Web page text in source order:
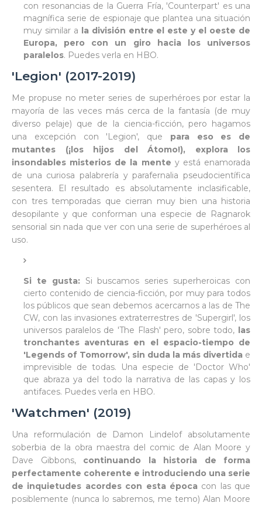
con resonancias de la Guerra Fría, 'Counterpart' es una
magnífica serie de espionaje que plantea una situación
muy similar a la división entre el este y el oeste de
Europa, pero con un giro hacia los universos
paralelos. Puedes verla en HBO.
'Legion' (2017-2019)
Me propuse no meter series de superhéroes por estar la
mayoría de las veces más cerca de la fantasía (de muy
diverso pelaje) que de la ciencia-ficción, pero hagamos
una excepción con 'Legion', que para eso es de
mutantes (¡los hijos del Átomo!), explora los
insondables misterios de la mente y está enamorada
de una curiosa palabrería y parafernalia pseudocientífica
sesentera. El resultado es absolutamente inclasificable,
con tres temporadas que cierran muy bien una historia
desopilante y que conforman una especie de Ragnarok
sensorial sin nada que ver con una serie de superhéroes al
uso.
Si te gusta: Si buscamos series superheroicas con
cierto contenido de ciencia-ficción, por muy para todos
los públicos que sean debemos acercarnos a las de The
CW, con las invasiones extraterrestres de 'Supergirl', los
universos paralelos de 'The Flash' pero, sobre todo, las
tronchantes aventuras en el espacio-tiempo de
'Legends of Tomorrow', sin duda la más divertida e
imprevisible de todas. Una especie de 'Doctor Who'
que abraza ya del todo la narrativa de las capas y los
antifaces. Puedes verla en HBO.
'Watchmen' (2019)
Una reformulación de Damon Lindelof absolutamente
soberbia de la obra maestra del comic de Alan Moore y
Dave Gibbons, continuando la historia de forma
perfectamente coherente e introduciendo una serie
de inquietudes acordes con esta épocacon las que
posiblemente (nunca lo sabremos, me temo) Alan Moore